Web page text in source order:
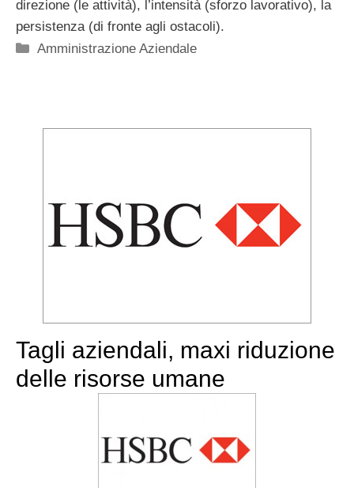
direzione (le attività), l’intensità (sforzo lavorativo), la
persistenza (di fronte agli ostacoli).
Categorie
Amministrazione Aziendale
Tagli aziendali, maxi riduzione
delle risorse umane